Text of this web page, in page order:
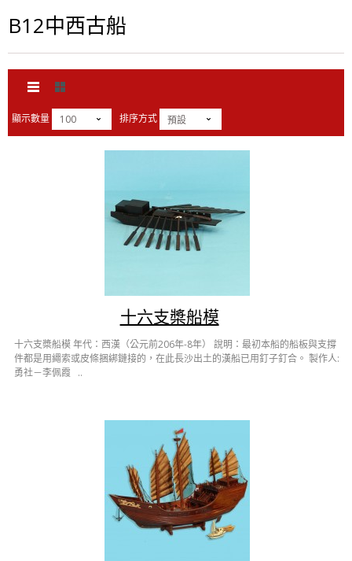
B12中西古船
顯示數量 100 排序方式 預設
十六支槳船模
十六支槳船模 年代：西漢（公元前206年-8年） 說明：最初本船的船板與支撐
件都是用繩索或皮條捆綁鏈接的，在此長沙出土的漢船已用釘子釘合。 製作人:
勇社－李佩霞 ..